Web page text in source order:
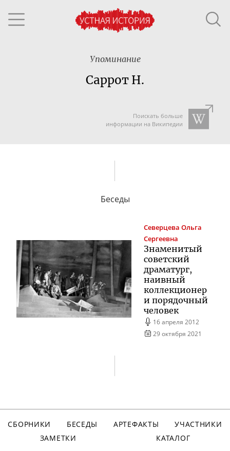
Упоминание
Саррот Н.
Поискать больше
информации на Википедии
Беседы
Северцева Ольга
Сергеевна
Знаменитый
советский
драматург,
наивный
коллекционер
и порядочный
человек
16 апреля 2012
29 октября 2021
СБОРНИКИ БЕСЕДЫ АРТЕФАКТЫ
УЧАСТНИКИ
ЗАМЕТКИ
КАТАЛОГ